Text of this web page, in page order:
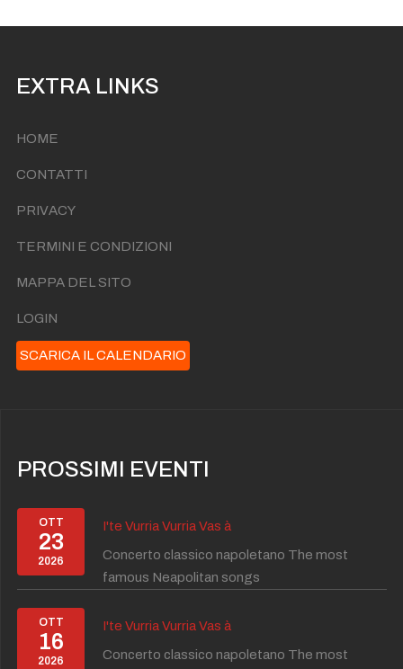
EXTRA LINKS
HOME
CONTATTI
PRIVACY
TERMINI E CONDIZIONI
MAPPA DEL SITO
LOGIN
SCARICA IL CALENDARIO
PROSSIMI EVENTI
OTT
23
2026
I'te Vurria Vurria Vas à
Concerto classico napoletano The most
famous Neapolitan songs
OTT
16
2026
I'te Vurria Vurria Vas à
Concerto classico napoletano The most